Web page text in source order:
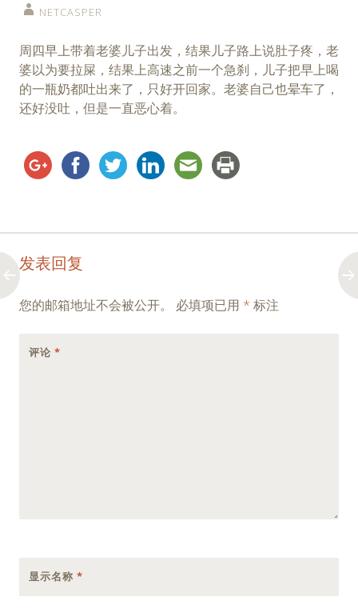
NETCASPER
周四早上带着老婆儿子出发，结果儿子路上说肚子疼，老
婆以为要拉屎，结果上高速之前一个急刹，儿子把早上喝
的一瓶奶都吐出来了，只好开回家。老婆自己也晕车了，
还好没吐，但是一直恶心着。
Post
navigation
发表回复
您的邮箱地址不会被公开。 必填项已用 * 标注
评论 *
显示名称 *